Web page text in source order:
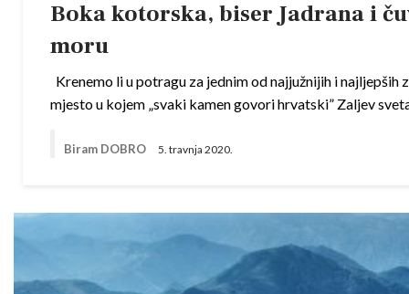
Boka kotorska, biser Jadrana i
moru
Krenemo li u potragu za jednim od najjužnijih i
mjesto u kojem „svaki kamen govori hrvatski” Zaljev
Biram DOBRO 5. travnja 2020.